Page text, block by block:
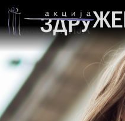
НАСИЛСТВО ВРЗ
МАКЕДОНИЈА